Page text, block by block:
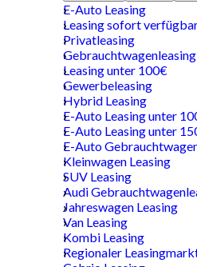
E-Auto Leasing
Leasing sofort
Privatleasing
Gebrauchtwagenleasing
Leasing unter 100€
Gewerbeleasing
Hybrid Leasing
E-Auto Leasing unter
E-Auto Leasing unter
E-Auto
Kleinwagen Leasing
SUV Leasing
Audi
Jahreswagen Leasing
Van Leasing
Kombi Leasing
Regionaler